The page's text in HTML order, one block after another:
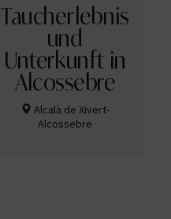
Taucherlebnis
und
Unterkunft in
Alcossebre
Alcalà de Xivert-
Alcossebre